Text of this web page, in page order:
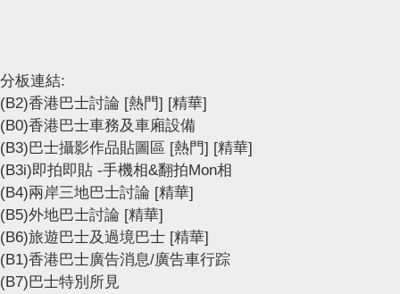
分板連結:
(B2)香港巴士討論 [熱門] [精華]
(B0)香港巴士車務及車廂設備
(B3)巴士攝影作品貼圖區 [熱門] [精華]
(B3i)即拍即貼 -手機相&翻拍Mon相
(B4)兩岸三地巴士討論 [精華]
(B5)外地巴士討論 [精華]
(B6)旅遊巴士及過境巴士 [精華]
(B1)香港巴士廣告消息/廣告車行踪
(B7)巴士特別所見